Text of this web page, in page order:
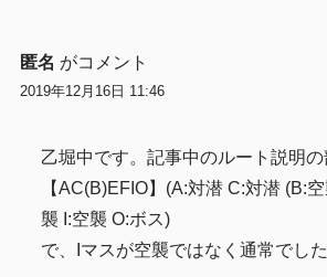
匿名 がコメント
2019年12月16日 11:46
乙堀中です。記事中のルート説明の
【AC(B)EFIO】(A:対潜 C:対潜 (B:
襲 I:空襲 O:ボス)
で、Iマスが空襲ではなく通常でした